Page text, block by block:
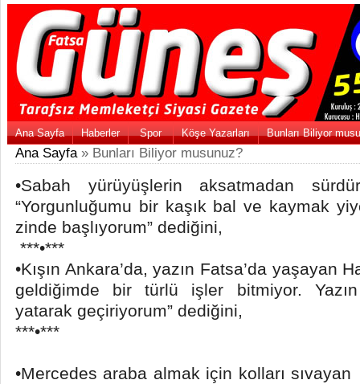
Ana Sayfa Haberler Spor Köşe Yazarları Bunları Biliyor
Ana Sayfa» Bunları Biliyor musunuz?
•Sabah yürüyüşlerin aksatmadan
“Yorgunluğumu bir kaşık bal ve kaymak
zinde başlıyorum” dediğini,
***•***
•Kışın Ankara’da, yazın Fatsa’da yaşayan
geldiğimde bir türlü işler bitmiyor. Yazın
yatarak geçiriyorum” dediğini,
***•***
•Mercedes araba almak için kolları